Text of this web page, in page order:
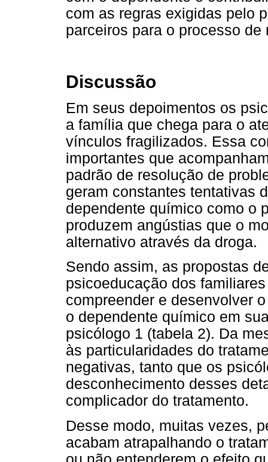
com as regras exigidas pelo
parceiros para o processo de
Discussão
Em seus depoimentos os
a família que chega para o
vínculos fragilizados. Essa
importantes que
padrão de resolução de
geram constantes tentativas
dependente químico como o
produzem angústias que o
alternativo através da droga.
Sendo assim, as propostas
psicoeducação dos
compreender e desenvolver
o dependente químico em
psicólogo 1 (tabela 2). Da
às particularidades do
negativas, tanto que os
desconhecimento desses
complicador do tratamento.
Desse modo, muitas vezes,
acabam atrapalhando o